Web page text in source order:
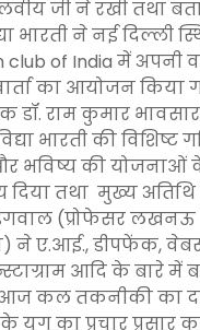
जी ने रखी तथा
भारती ने नई दिल्ली
of India में अपनी
वार्ता का आयोजन
डॉ. राम कुमार
भारती की विशिष्ट
भविष्य की योजनाओं
दिया तथा मुख्य अतिथि
(प्रोफेसर लखनऊ
ने ए.आई., डीपफेंक,
आदि के बारे में
कल तकनीकी का
का प्रचार प्रसार